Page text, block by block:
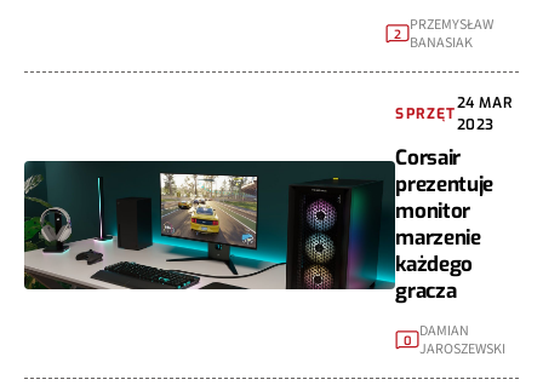
2
PRZEMYSŁAW
BANASIAK
SPRZĘT
24 MAR
2023
Corsair
prezentuje
monitor
marzenie
każdego
gracza
0
DAMIAN
JAROSZEWSKI